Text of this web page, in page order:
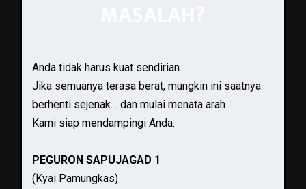
Anda tidak harus kuat sendirian.
Jika semuanya terasa berat, mungkin ini saatnya
berhenti sejenak… dan mulai menata arah.
Kami siap mendampingi Anda.
PEGURON SAPUJAGAD 1
(Kyai Pamungkas)